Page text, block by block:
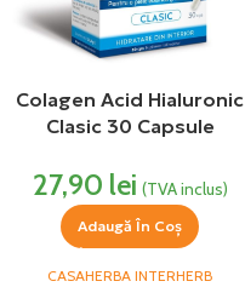
Colagen Acid Hialuronic
Clasic 30 Capsule
27,90 lei (TVA inclus)
Adaugă În Coș
CASAHERBA INTERHERB